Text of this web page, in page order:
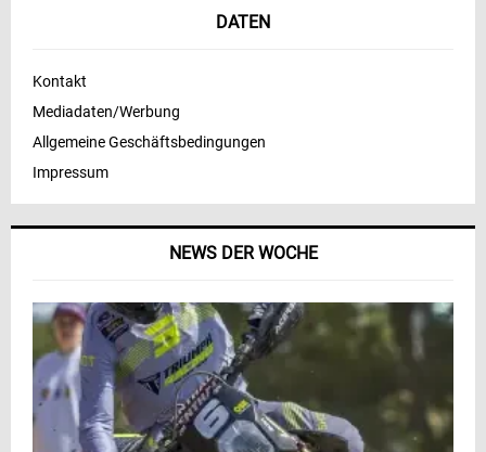
NEWS DER WOCHE
DATEN
Kontakt
Mediadaten/Werbung
Allgemeine Geschäftsbedingungen
Impressum